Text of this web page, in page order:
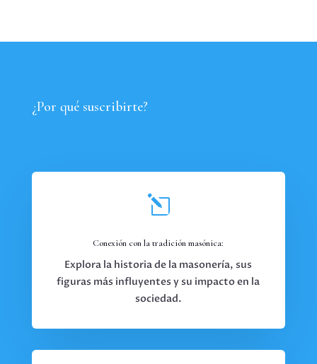
¿Por qué suscribirte?
l
Conexión con la tradición masónica:
Explora la historia de la masonería, sus
figuras más influyentes y su impacto en la
sociedad.